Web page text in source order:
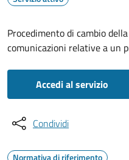
Procedimento di cambio
comunicazioni relative a un
Accedi al servizio
Condividi
Normativa di riferimento